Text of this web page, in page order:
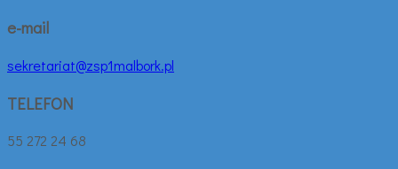
e-mail
sekretariat@zsp1malbork.pl
TELEFON
55 272 24 68